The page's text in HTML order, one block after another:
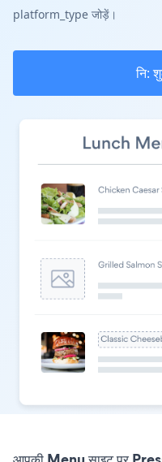
platform_type जोड़ें।
नि: